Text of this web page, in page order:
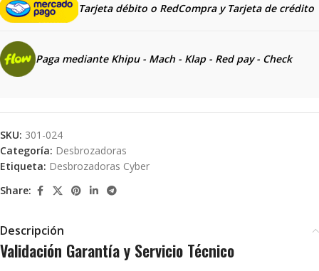
Tarjeta débito o RedCompra y Tarjeta de crédito
Paga mediante Khipu - Mach - Klap - Red pay - Check
SKU: 301-024
Categoría: Desbrozadoras
Etiqueta: Desbrozadoras Cyber
Share:
Descripción
Validación Garantía y Servicio Técnico